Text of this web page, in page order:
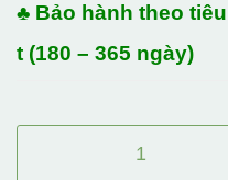
♣ Bảo hành theo
t (180 – 365 ngày)